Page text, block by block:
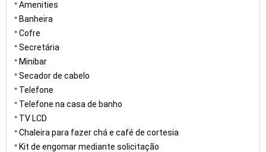
Amenities
Banheira
Cofre
Secretária
Minibar
Secador de cabelo
Telefone
Telefone na casa de banho
TV LCD
Chaleira para fazer chá e café de cortesia
Kit de engomar mediante solicitação